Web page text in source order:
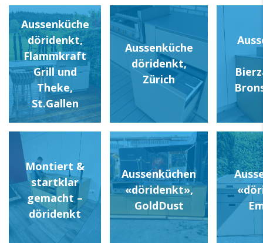
Aussenküche
döridenkt,
Flammkraft
Grill und
Theke,
St.Gallen
Aussenküche
döridenkt,
Zürich
Montiert &
startklar
gemacht –
döridenkt
Aussenküchen
«döridenkt»,
GoldDust